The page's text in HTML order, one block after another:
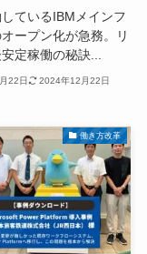
ているIBMメインフ
ープン化が急務。リ
安定稼働の秘訣...
22日 2024年12月22日
働き方改革